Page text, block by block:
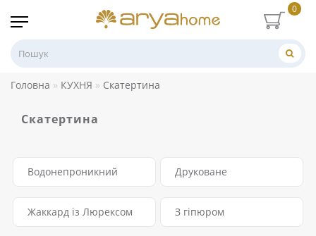
0
Головна КУХНЯ Скатертина
Скатертина
Водонепроникний Друковане
Жаккард із Люрексом З гіпюром